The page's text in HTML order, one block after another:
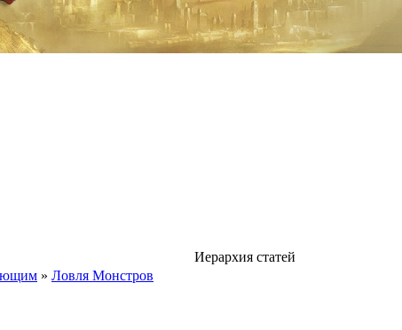
Иерархия статей
» Ловля Монстров